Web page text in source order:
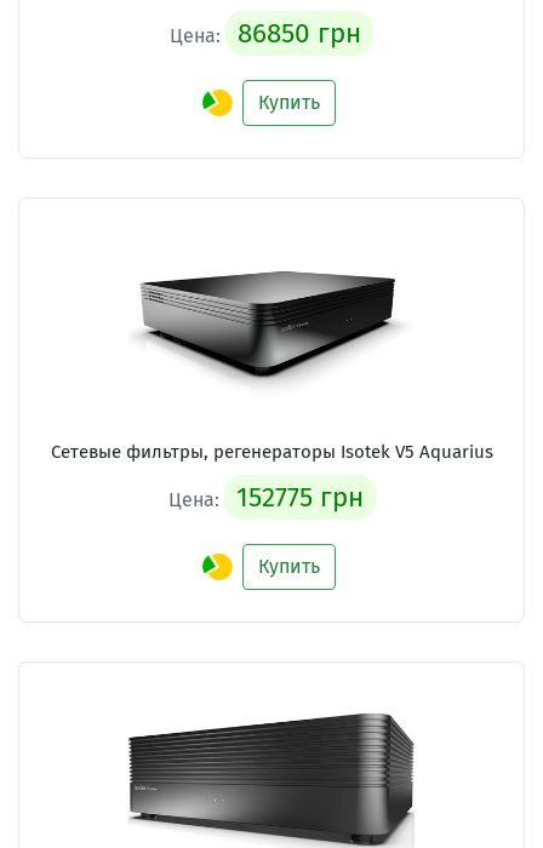
Цена: 86850 грн
Купить
Сетевые фильтры, регенераторы Isotek V5 Aquarius
Цена: 152775 грн
Купить